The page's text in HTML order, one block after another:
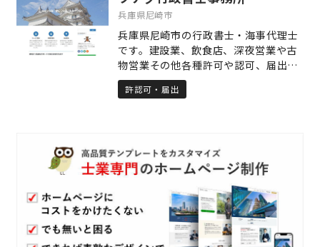
兵庫県尼崎市
兵庫県尼崎市の行政書士・海事代理士
です。建設業、飲食店、深夜営業や古
物営業その他各種許可や認可、届出等
のお手続きを代理するほか、海や船舶
に関する申請をサポートしています。
くな行政書士」を自認します。まずは
お気軽にご相談ください。
許認可・届出